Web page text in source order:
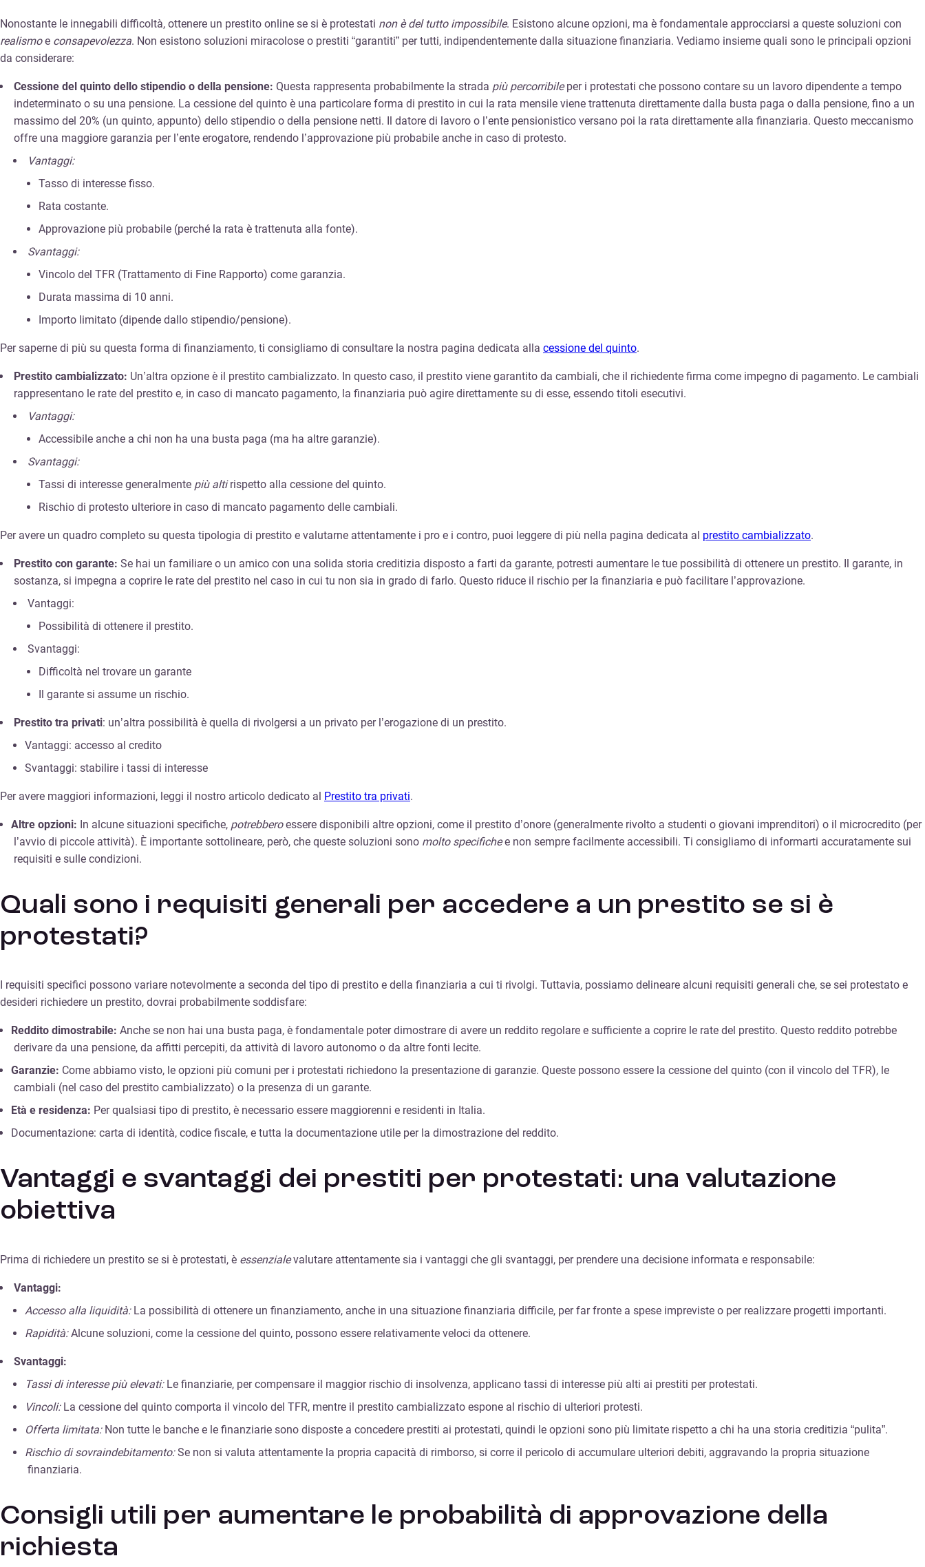
Nonostante le innegabili difficoltà, ottenere un prestito online se si è protestati non è del tutto impossibile. Esistono alcune opzioni, ma è fondamentale approcciarsi a queste soluzioni con
realismoe consapevolezza. Non esistono soluzioni miracolose o prestiti “garantiti” per tutti, indipendentemente dalla situazione finanziaria. Vediamo insieme quali sono le principali opzioni
da considerare:
Cessione del quinto dello stipendio o della pensione: Questa rappresenta probabilmente la strada più percorribileper i protestati che possono contare su un lavoro dipendente a tempo
indeterminato o su una pensione. La cessione del quinto è una particolare forma di prestito in cui la rata mensile viene trattenuta direttamente dalla busta paga o dalla pensione, fino a un
massimo del 20% (un quinto, appunto) dello stipendio o della pensione netti. Il datore di lavoro o l’ente pensionistico versano poi la rata direttamente alla finanziaria. Questo meccanismo
offre una maggiore garanzia per l’ente erogatore, rendendo l’approvazione più probabile anche in caso di protesto.
Vantaggi:
Tasso di interesse fisso.
Rata costante.
Approvazione più probabile (perché la rata è trattenuta alla fonte).
Svantaggi:
Vincolo del TFR (Trattamento di Fine Rapporto) come garanzia.
Durata massima di 10 anni.
Importo limitato (dipende dallo stipendio/pensione).
Per saperne di più su questa forma di finanziamento, ti consigliamo di consultare la nostra pagina dedicata alla cessione del quinto.
Prestito cambializzato: Un’altra opzione è il prestito cambializzato. In questo caso, il prestito viene garantito da cambiali, che il richiedente firma come impegno di pagamento. Le cambiali
rappresentano le rate del prestito e, in caso di mancato pagamento, la finanziaria può agire direttamente su di esse, essendo titoli esecutivi.
Vantaggi:
Accessibile anche a chi non ha una busta paga (ma ha altre garanzie).
Svantaggi:
Tassi di interesse generalmente più altirispetto alla cessione del quinto.
Rischio di protesto ulteriore in caso di mancato pagamento delle cambiali.
Per avere un quadro completo su questa tipologia di prestito e valutarne attentamente i pro e i contro, puoi leggere di più nella pagina dedicata al prestito cambializzato.
Prestito con garante: Se hai un familiare o un amico con una solida storia creditizia disposto a farti da garante, potresti aumentare le tue possibilità di ottenere un prestito. Il garante, in
sostanza, si impegna a coprire le rate del prestito nel caso in cui tu non sia in grado di farlo. Questo riduce il rischio per la finanziaria e può facilitare l’approvazione.
Vantaggi:
Possibilità di ottenere il prestito.
Svantaggi:
Difficoltà nel trovare un garante
Il garante si assume un rischio.
Prestito tra privati: un’altra possibilità è quella di rivolgersi a un privato per l’erogazione di un prestito.
Vantaggi: accesso al credito
Svantaggi: stabilire i tassi di interesse
Per avere maggiori informazioni, leggi il nostro articolo dedicato al Prestito tra privati.
Altre opzioni: In alcune situazioni specifiche, potrebberoessere disponibili altre opzioni, come il prestito d’onore (generalmente rivolto a studenti o giovani imprenditori) o il microcredito (per
l’avvio di piccole attività). È importante sottolineare, però, che queste soluzioni sono molto specifichee non sempre facilmente accessibili. Ti consigliamo di informarti accuratamente sui
requisiti e sulle condizioni.
Quali sono i requisiti generali per accedere a un prestito se si è
protestati?
I requisiti specifici possono variare notevolmente a seconda del tipo di prestito e della finanziaria a cui ti rivolgi. Tuttavia, possiamo delineare alcuni requisiti generali che, se sei protestato e
desideri richiedere un prestito, dovrai probabilmente soddisfare:
Reddito dimostrabile: Anche se non hai una busta paga, è fondamentale poter dimostrare di avere un reddito regolare e sufficiente a coprire le rate del prestito. Questo reddito potrebbe
derivare da una pensione, da affitti percepiti, da attività di lavoro autonomo o da altre fonti lecite.
Garanzie: Come abbiamo visto, le opzioni più comuni per i protestati richiedono la presentazione di garanzie. Queste possono essere la cessione del quinto (con il vincolo del TFR), le
cambiali (nel caso del prestito cambializzato) o la presenza di un garante.
Età e residenza: Per qualsiasi tipo di prestito, è necessario essere maggiorenni e residenti in Italia.
Documentazione: carta di identità, codice fiscale, e tutta la documentazione utile per la dimostrazione del reddito.
Vantaggi e svantaggi dei prestiti per protestati: una valutazione
obiettiva
Prima di richiedere un prestito se si è protestati, è essenzialevalutare attentamente sia i vantaggi che gli svantaggi, per prendere una decisione informata e responsabile:
Vantaggi:
Accesso alla liquidità:La possibilità di ottenere un finanziamento, anche in una situazione finanziaria difficile, per far fronte a spese impreviste o per realizzare progetti importanti.
Rapidità:Alcune soluzioni, come la cessione del quinto, possono essere relativamente veloci da ottenere.
Svantaggi:
Tassi di interesse più elevati:Le finanziarie, per compensare il maggior rischio di insolvenza, applicano tassi di interesse più alti ai prestiti per protestati.
Vincoli:La cessione del quinto comporta il vincolo del TFR, mentre il prestito cambializzato espone al rischio di ulteriori protesti.
Offerta limitata:Non tutte le banche e le finanziarie sono disposte a concedere prestiti ai protestati, quindi le opzioni sono più limitate rispetto a chi ha una storia creditizia “pulita”.
Rischio di sovraindebitamento:Se non si valuta attentamente la propria capacità di rimborso, si corre il pericolo di accumulare ulteriori debiti, aggravando la propria situazione
finanziaria.
Consigli utili per aumentare le probabilità di approvazione della
richiesta